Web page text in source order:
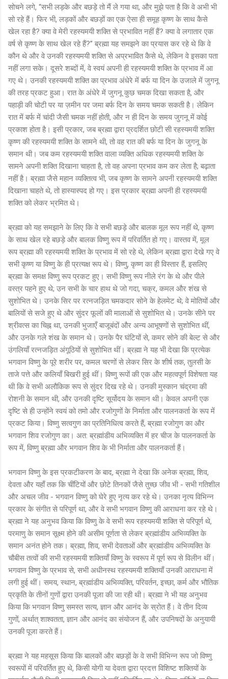
सोचने लगे, “सभी लड़के और बछड़े तो मैं ले गया था, और मुझे पता है कि वे अभी भी
सो रहे हैं। फिर भी, लड़कों और बछड़ों का एक ऐसा ही समूह कृष्ण के साथ कैसे
खेल रहा है? क्या वे मेरी रहस्यमयी शक्ति से प्रभावित नहीं हैं? क्या वे लगातार एक
वर्ष से कृष्ण के साथ खेल रहे हैं?” ब्रह्मा यह समझने का प्रयास कर रहे थे कि वे
कौन थे और वे उनकी रहस्यमयी शक्ति से अप्रभावित कैसे थे, लेकिन वे इसका पता
नहीं लगा सके। दूसरे शब्दों में, वे स्वयं अपनी ही रहस्यमयी शक्ति के प्रभाव में आ
गए थे। उनकी रहस्यमयी शक्ति का प्रभाव अंधेरे में बर्फ या दिन के उजाले में जुगनू
की तरह प्रकट हुआ। रात के अंधेरे में जुगनू कुछ चमक दिखा सकता है, और
पहाड़ी की चोटी पर या ज़मीन पर जमा बर्फ दिन के समय चमक सकती है। लेकिन
रात में बर्फ में चांदी जैसी चमक नहीं होती, और न ही दिन के समय जुगनू में कोई
प्रकाश होता है। इसी प्रकार, जब ब्रह्मा द्वारा प्रदर्शित छोटी सी रहस्यमयी शक्ति
कृष्ण की रहस्यमयी शक्ति के सामने थी, तो वह रात की बर्फ या दिन के जुगनू के
समान थी। जब कम रहस्यमयी शक्ति वाला व्यक्ति अधिक रहस्यमयी शक्ति के
सामने अपनी शक्ति दिखाना चाहता है, तो वह अपना प्रभाव कम कर लेता है; बढ़ाता
नहीं है। ब्रह्मा जैसे महान व्यक्तित्व भी, जब कृष्ण के सामने अपनी रहस्यमयी शक्ति
दिखाना चाहते थे, तो हास्यास्पद हो गए। इस प्रकार ब्रह्मा अपनी ही रहस्यमयी
शक्ति को लेकर भ्रमित थे।
ब्रह्मा को यह समझाने के लिए कि वे सभी बछड़े और बालक मूल रूप नहीं थे, कृष्ण
के साथ खेल रहे बछड़े और बालक विष्णु रूप में परिवर्तित हो गए। वास्तव में, मूल
रूप ब्रह्मा की रहस्यमयी शक्ति के प्रभाव में सो रहे थे, लेकिन ब्रह्मा द्वारा देखे गए वे
सभी कृष्ण या विष्णु के ही प्रत्यक्ष रूप थे। विष्णु, कृष्ण का ही विस्तार हैं, इसलिए
ब्रह्मा के समक्ष विष्णु रूप प्रकट हुए। सभी विष्णु रूप नीले रंग के थे और पीले
वस्त्र पहने हुए थे; उन सभी के चार हाथ थे जो गदा, चक्र, कमल और शंख से
सुशोभित थे। उनके सिर पर रत्नजड़ित चमकदार सोने के हेलमेट थे; वे मोतियों और
बालियों से सजे हुए थे और सुंदर फूलों की मालाओं से सुशोभित थे। उनके सीने पर
श्रीवत्स का चिह्न था, उनकी भुजाएँ बाजूबंदों और अन्य आभूषणों से सुशोभित थीं,
और उनके गले शंख के समान थे। उनके पैर घंटियों से, कमर सोने की बेल्ट से और
उंगलियाँ रत्नजड़ित अंगूठियों से सुशोभित थीं। ब्रह्मा ने यह भी देखा कि प्रत्येक
भगवान विष्णु के पूरे शरीर पर, कमल चरणों से लेकर सिर के शीर्ष तक, तुलसी के
ताजे पत्ते और कलियाँ बिखरी हुई थीं। विष्णु रूपों की एक और महत्वपूर्ण विशेषता यह
थी कि वे सभी अलौकिक रूप से सुंदर दिख रहे थे। उनकी मुस्कान चंद्रमा की
रोशनी के समान थी, और उनकी दृष्टि सूर्योदय के समान थी। केवल अपनी एक
दृष्टि से ही उन्होंने स्वयं को तमो और रजोगुणों के निर्माता और पालनकर्ता के रूप में
प्रकट किया। विष्णु सत्वगुण का प्रतिनिधित्व करते हैं, ब्रह्मा रजोगुण का और
भगवान शिव रजोगुण का। अत: ब्रह्मांडीय अभिव्यक्ति में हर चीज के पालनकर्ता के
रूप में, विष्णु ब्रह्मा और भगवान शिव के भी निर्माता और पालनकर्ता हैं।
भगवान विष्णु के इस प्रकटीकरण के बाद, ब्रह्मा ने देखा कि अनेक ब्रह्मा, शिव,
देवता और यहाँ तक कि चींटियों और छोटे तिनकों जैसे तुच्छ जीव भी - सभी गतिशील
और अचल जीव - भगवान विष्णु को घेरे हुए नृत्य कर रहे थे। उनका नृत्य विभिन्न
प्रकार के संगीत से परिपूर्ण था, और वे सभी भगवान विष्णु की आराधना कर रहे थे।
ब्रह्मा ने यह अनुभव किया कि विष्णु के वे सभी रूप रहस्यमयी शक्ति से परिपूर्ण थे,
परमाणु के समान सूक्ष्म होने की असीम पूर्णता से लेकर ब्रह्मांडीय अभिव्यक्ति के
समान अनंत होने तक। ब्रह्मा, शिव, सभी देवताओं और ब्रह्मांडीय अभिव्यक्ति के
चौबीस तत्वों की सभी रहस्यमयी शक्तियाँ विष्णु के स्वरूप में पूर्ण रूप से विलीन थीं।
भगवान विष्णु के प्रभाव से, सभी अधीनस्थ रहस्यमयी शक्तियाँ उनकी आराधना में
लगी हुई थीं। समय, स्थान, ब्रह्मांडीय अभिव्यक्ति, परिवर्तन, इच्छा, कर्म और भौतिक
प्रकृति के तीनों गुणों द्वारा उनकी पूजा की जा रही थी। ब्रह्मा ने भी यह अनुभव
किया कि भगवान विष्णु समस्त सत्य, ज्ञान और आनंद के स्रोत हैं। वे तीन दिव्य
गुणों, अर्थात् शाश्वतता, ज्ञान और आनंद का संयोजन हैं, और उपनिषदों के अनुयायी
उनकी पूजा करते हैं।
ब्रह्मा ने यह महसूस किया कि बालकों और बछड़ों के वे सभी विभिन्न रूप जो विष्णु
स्वरूपों में परिवर्तित हुए थे, किसी योगी या देवता द्वारा प्रदत्त विशिष्ट शक्तियों के